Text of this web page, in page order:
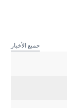
جميع الأخبار